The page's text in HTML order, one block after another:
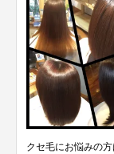
クセ毛にお悩みの